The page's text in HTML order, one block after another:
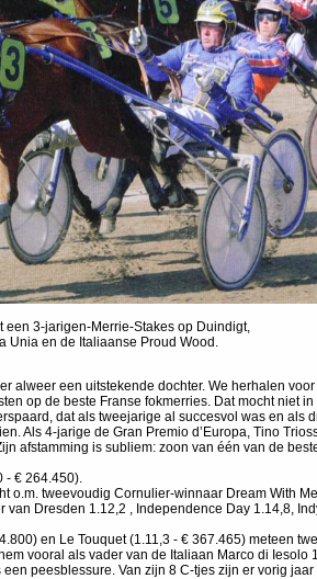
een 3-jarigen-Merrie-Stakes op Duindigt,
Unia en de Italiaanse Proud Wood.
een uitstekende dochter. We herhalen
op de beste Franse fokmerries. Dat mocht niet
dat als tweejarige al succesvol was en
4-jarige de Gran Premio d’Europa, Tino
afstamming is subliem: zoon van één van de
€ 264.450).
tweevoudig Cornulier-winnaar Dream With
Dresden 1.12,2 , Independence Day 1.14,8,
en Le Touquet (1.11,3 - € 367.465) meteen
vooral als vader van de Italiaan Marco di
peesblessure. Van zijn 8 C-tjes zijn er vorig